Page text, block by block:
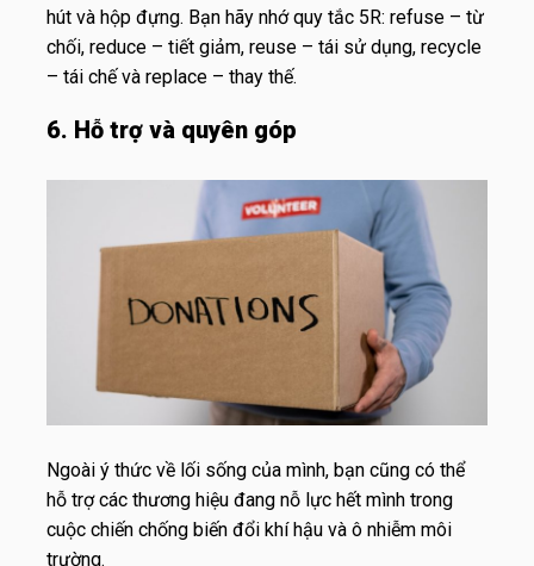
hút và hộp đựng. Bạn hãy nhớ quy tắc 5R: refuse – từ
chối, reduce – tiết giảm, reuse – tái sử dụng, recycle
– tái chế và replace – thay thế.
6. Hỗ trợ và quyên góp
Ngoài ý thức về lối sống của mình, bạn cũng có thể
hỗ trợ các thương hiệu đang nỗ lực hết mình trong
cuộc chiến chống biến đổi khí hậu và ô nhiễm môi
trường.